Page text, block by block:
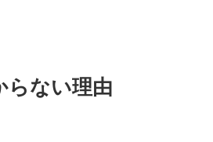
らない理由